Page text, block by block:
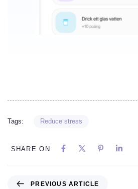
Tags: Reduce stress
SHARE ON
PREVIOUS ARTICLE